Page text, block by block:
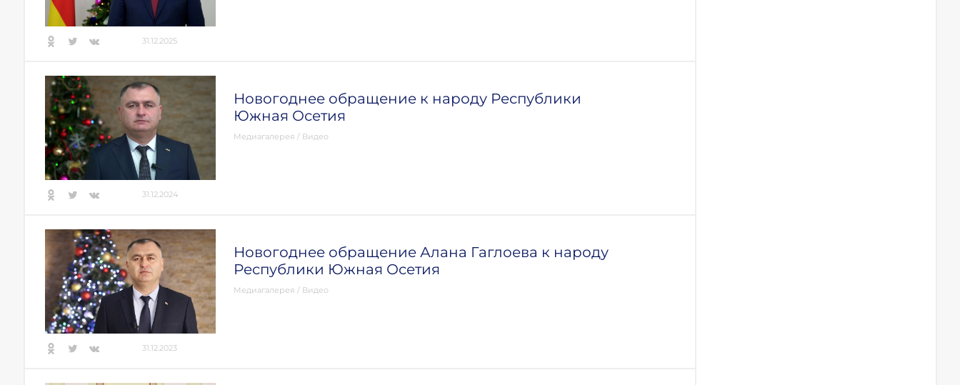
31.12.2025
Новогоднее обращение к народу Республики
Южная Осетия
Медиагалерея / Видео
31.12.2024
Новогоднее обращение Алана Гаглоева к народу
Республики Южная Осетия
Медиагалерея / Видео
31.12.2023